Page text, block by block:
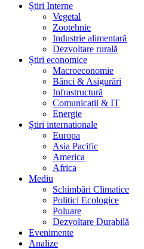
Știri Interne
Vegetal
Zootehnie
Industrie alimentară
Dezvoltare rurală
Știri economice
Macroeconomie
Bănci & Asigurări
Infrastructură
Comunicații & IT
Energie
Știri internationale
Europa
Asia Pacific
America
Africa
Mediu
Schimbări Climatice
Politici Ecologice
Poluare
Dezvoltare Durabilă
Evenimente
Analize